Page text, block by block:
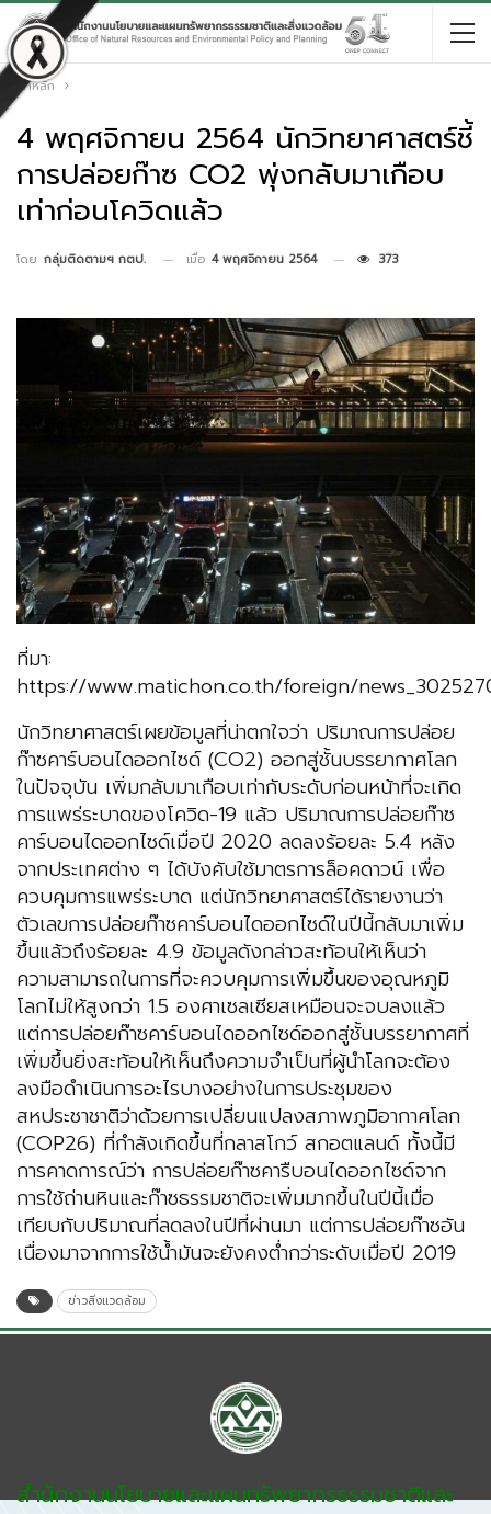
หน้าหลัก
4 พฤศจิกายน 2564 นักวิทยาศาสตร์ชี้
การปล่อยก๊าซ CO2 พุ่งกลับมาเกือบ
เท่าก่อนโควิดแล้ว
โดย กลุ่มติดตามฯ กตป. เมื่อ 4 พฤศจิกายน 2564 373
ที่มา:
https://www.matichon.co.th/foreign/
นักวิทยาศาสตร์เผยข้อมูลที่น่าตกใจว่า ปริมาณการปล่อย
ก๊าซคาร์บอนไดออกไซด์ (CO2) ออกสู่ชั้นบรรยากาศโลก
ในปัจจุบัน เพิ่มกลับมาเกือบเท่ากับระดับก่อนหน้าที่จะเกิด
การแพร่ระบาดของโควิด-19 แล้ว ปริมาณการปล่อยก๊าซ
คาร์บอนไดออกไซด์เมื่อปี 2020 ลดลงร้อยละ 5.4 หลัง
จากประเทศต่าง ๆ ได้บังคับใช้มาตรการล็อคดาวน์ เพื่อ
ควบคุมการแพร่ระบาด แต่นักวิทยาศาสตร์ได้รายงานว่า
ตัวเลขการปล่อยก๊าซคาร์บอนไดออกไซด์ในปีนี้กลับมาเพิ่ม
ขึ้นแล้วถึงร้อยละ 4.9 ข้อมูลดังกล่าวสะท้อนให้เห็นว่า
ความสามารถในการที่จะควบคุมการเพิ่มขึ้นของอุณหภูมิ
โลกไม่ให้สูงกว่า 1.5 องศาเซลเซียสเหมือนจะจบลงแล้ว
แต่การปล่อยก๊าซคาร์บอนไดออกไซด์ออกสู่ชั้นบรรยากาศที่
เพิ่มขึ้นยิ่งสะท้อนให้เห็นถึงความจำเป็นที่ผู้นำโลกจะต้อง
ลงมือดำเนินการอะไรบางอย่างในการประชุมของ
สหประชาชาติว่าด้วยการเปลี่ยนแปลงสภาพภูมิอากาศโลก
(COP26) ที่กำลังเกิดขึ้นที่กลาสโกว์ สกอตแลนด์ ทั้งนี้มี
การคาดการณ์ว่า การปล่อยก๊าซคารืบอนไดออกไซด์จาก
การใช้ถ่านหินและก๊าซธรรมชาติจะเพิ่มมากขึ้นในปีนี้เมื่อ
เทียบกับปริมาณที่ลดลงในปีที่ผ่านมา แต่การปล่อยก๊าซอัน
เนื่องมาจากการใช้น้ำมันจะยังคงต่ำกว่าระดับเมื่อปี 2019
ข่าวสิ่งแวดล้อม
สำนักงานนโยบายและแผนทรัพยากรธรรมชาติและ